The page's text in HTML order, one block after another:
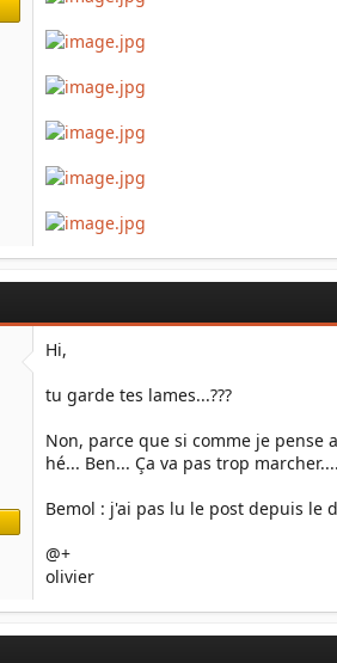
Hi,
tu garde tes lames...???
Non, parce que si comme je pense
hé... Ben... Ça va pas trop
Bemol : j'ai pas lu le post depuis le
@+
olivier